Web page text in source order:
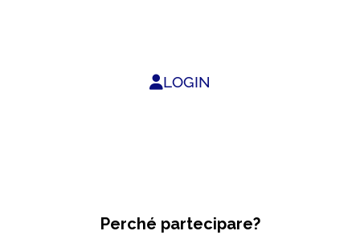
LOGIN
Perché partecipare?